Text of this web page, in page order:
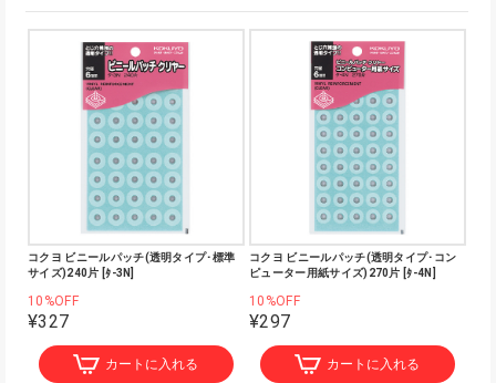
コクヨ ビニールパッチ(透明タイプ･標準
サイズ)240片 [ﾀ-3N]
10%OFF
¥327
カートに入れる
コクヨ ビニールパッチ(透明タイプ･コン
ピューター用紙サイズ)270片 [ﾀ-4N]
10%OFF
¥297
カートに入れる